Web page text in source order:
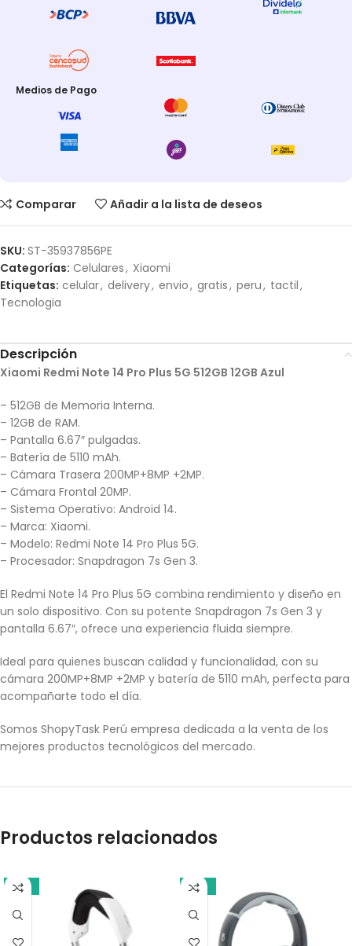
Medios de Pago
Comparar Añadir a la lista de deseos
SKU: ST-35937856PE
Categorías: Celulares, Xiaomi
Etiquetas: celular, delivery, envio, gratis, peru, tactil,
Tecnologia
Descripción
Xiaomi Redmi Note 14 Pro Plus 5G 512GB 12GB Azul
– 512GB de Memoria Interna.
– 12GB de RAM.
– Pantalla 6.67″ pulgadas.
– Batería de 5110 mAh.
– Cámara Trasera 200MP+8MP +2MP.
– Cámara Frontal 20MP.
– Sistema Operativo: Android 14.
– Marca: Xiaomi.
– Modelo: Redmi Note 14 Pro Plus 5G.
– Procesador: Snapdragon 7s Gen 3.
El Redmi Note 14 Pro Plus 5G combina rendimiento y diseño en
un solo dispositivo. Con su potente Snapdragon 7s Gen 3 y
pantalla 6.67″, ofrece una experiencia fluida siempre.
Ideal para quienes buscan calidad y funcionalidad, con su
cámara 200MP+8MP +2MP y batería de 5110 mAh, perfecta para
acompañarte todo el día.
Somos ShopyTask Perú empresa dedicada a la venta de los
mejores productos tecnológicos del mercado.
Productos relacionados
-13% -10%